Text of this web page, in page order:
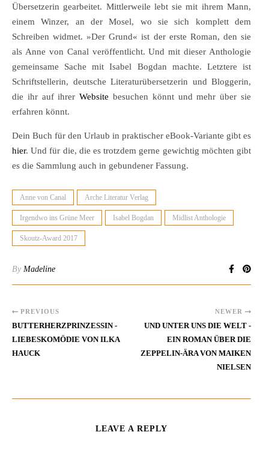
Übersetzerin gearbeitet. Mittlerweile lebt sie mit ihrem Mann,
einem Winzer, an der Mosel, wo sie sich komplett dem
Schreiben widmet. »Der Grund« ist der erste Roman, den sie
als Anne von Canal veröffentlicht. Und mit dieser Anthologie
gemeinsame Sache mit Isabel Bogdan machte. Letztere ist
Schriftstellerin, deutsche Literaturübersetzerin und Bloggerin,
die ihr auf ihrerWebsite besuchen könnt und mehr über sie
erfahren könnt.
Dein Buch für den Urlaub in praktischer eBook-Variante gibt es
hier. Und für die, die es trotzdem gerne gewichtig möchten gibt
es die Sammlung auch in gebundener Fassung.
Anne von Canal Arche Literatur Verlag
Irgendwo ins Grüne Meer Isabel Bogdan Midlist Anthologie
Skoutz-Award 2017
By Madeline
PREVIOUS
BUTTERHERZPRINZESSIN -
LIEBESKOMÖDIE VON ILKA
HAUCK
NEWER
UND UNTER UNS DIE WELT -
EIN ROMAN ÜBER DIE
ZEPPELIN-ÄRA VON MAIKEN
NIELSEN
LEAVE A REPLY